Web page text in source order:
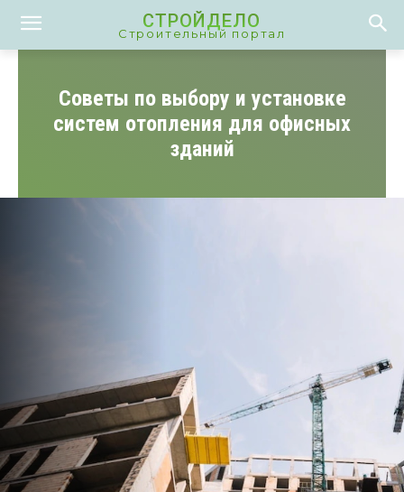
СТРОЙДЕЛО
Строительный портал
Советы по выбору и установке
систем отопления для офисных
зданий